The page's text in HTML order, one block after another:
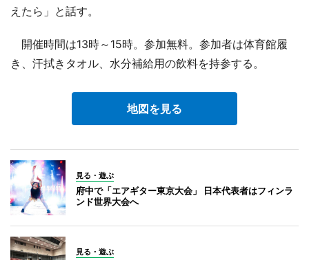
えたら」と話す。
開催時間は13時～15時。参加無料。参加者は体育館履
き、汗拭きタオル、水分補給用の飲料を持参する。
地図を見る
見る・遊ぶ
府中で「エアギター東京大会」 日本代表者はフィンラ
ンド世界大会へ
見る・遊ぶ